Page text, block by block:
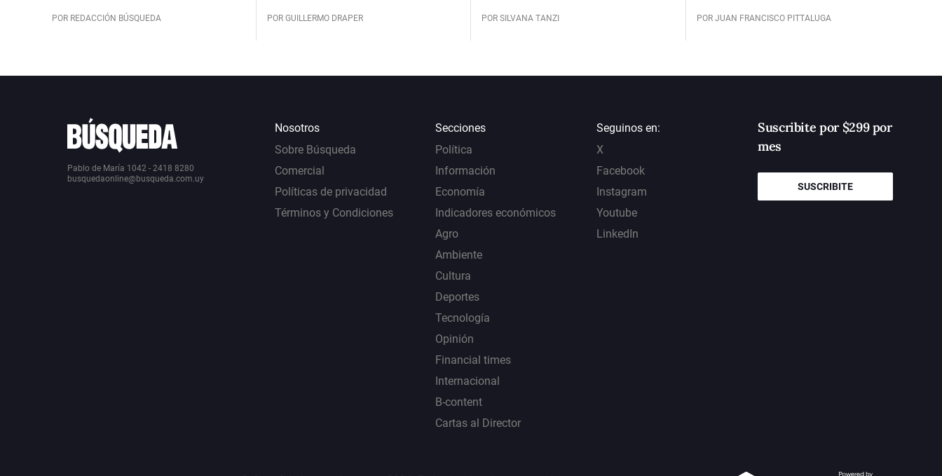
POR REDACCIÓN BÚSQUEDA POR GUILLERMO DRAPER POR SILVANA TANZI POR JUAN FRANCISCO PITTALUGA
Pablo de María 1042 - 2418 8280
busquedaonline@busqueda.com.uy
Nosotros
Sobre Búsqueda
Comercial
Políticas de privacidad
Términos y Condiciones
Secciones
Política
Información
Economía
Indicadores económicos
Agro
Ambiente
Cultura
Deportes
Tecnología
Opinión
Financial times
Internacional
B-content
Cartas al Director
Seguinos en:
X
Facebook
Instagram
Youtube
LinkedIn
Suscribite por $299 por
mes
SUSCRIBITE